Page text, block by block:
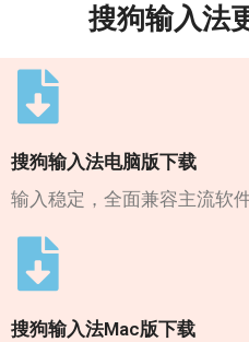
搜狗输入法
搜狗输入法电脑版下载
输入稳定，全面兼容主流软
搜狗输入法Mac版下载